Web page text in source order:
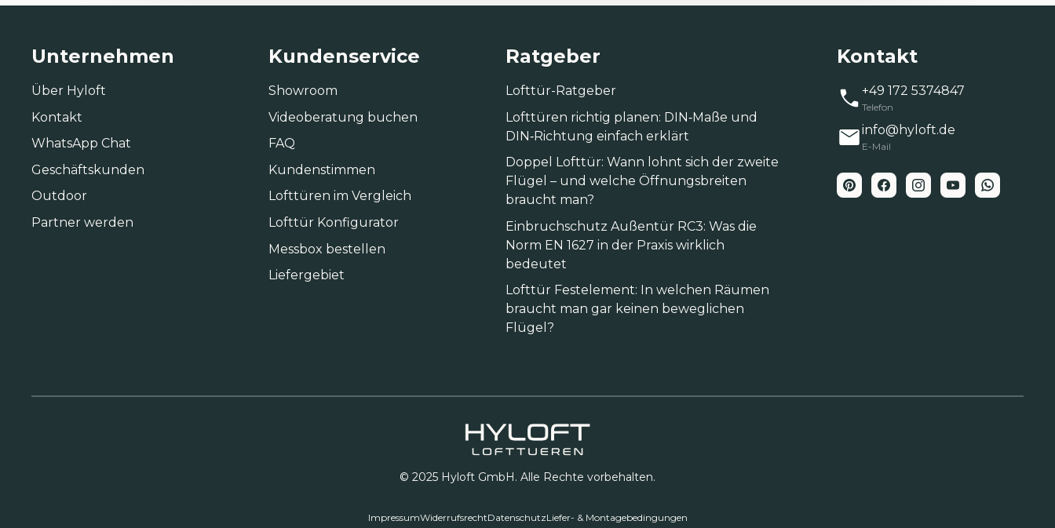
Unternehmen
Über Hyloft
Kontakt
WhatsApp Chat
Geschäftskunden
Outdoor
Partner werden
Kundenservice
Showroom
Videoberatung buchen
FAQ
Kundenstimmen
Lofttüren im Vergleich
Lofttür Konfigurator
Messbox bestellen
Liefergebiet
Ratgeber
Lofttür-Ratgeber
Lofttüren richtig planen: DIN‑Maße und
DIN‑Richtung einfach erklärt
Doppel Lofttür: Wann lohnt sich der zweite
Flügel – und welche Öffnungsbreiten
braucht man?
Einbruchschutz Außentür RC3: Was die
Norm EN 1627 in der Praxis wirklich
bedeutet
Lofttür Festelement: In welchen Räumen
braucht man gar keinen beweglichen
Flügel?
Kontakt
+49 172 5374847
Telefon
info@hyloft.de
E-Mail
© 2025 Hyloft GmbH. Alle Rechte vorbehalten.
ImpressumWiderrufsrechtDatenschutzLiefer- & Montagebedingungen